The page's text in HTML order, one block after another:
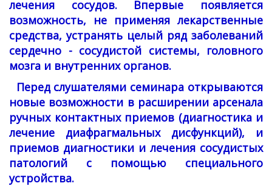
лечения сосудов. Впервые появляется
возможность, не применяя лекарственные
средства, устранять целый ряд заболеваний
сердечно - сосудистой системы, головного
мозга и внутренних органов.
Перед слушателями семинара открываются
новые возможности в расширении арсенала
ручных контактных приемов (диагностика и
лечение диафрагмальных дисфункций), и
приемов диагностики и лечения сосудистых
патологий с помощью специального
устройства.